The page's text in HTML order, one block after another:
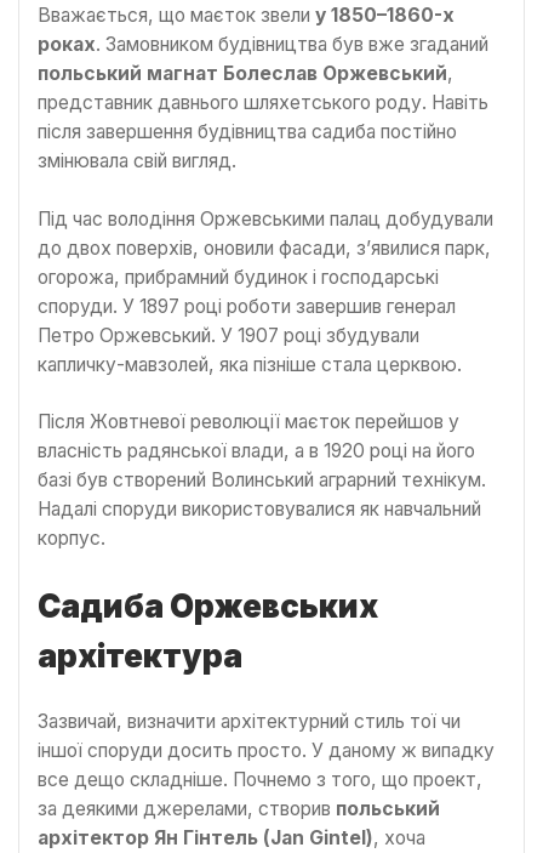
Вважається, що маєток звели у 1850–1860-х
роках. Замовником будівництва був вже згаданий
польський магнат Болеслав Оржевський,
представник давнього шляхетського роду. Навіть
після завершення будівництва садиба постійно
змінювала свій вигляд.
Під час володіння Оржевськими палац добудували
до двох поверхів, оновили фасади, з’явилися парк,
огорожа, прибрамний будинок і господарські
споруди. У 1897 році роботи завершив генерал
Петро Оржевський. У 1907 році збудували
капличку-мавзолей, яка пізніше стала церквою.
Після Жовтневої революції маєток перейшов у
власність радянської влади, а в 1920 році на його
базі був створений Волинський аграрний технікум.
Надалі споруди використовувалися як навчальний
корпус.
Садиба Оржевських
архітектура
Зазвичай, визначити архітектурний стиль тої чи
іншої споруди досить просто. У даному ж випадку
все дещо складніше. Почнемо з того, що проект,
за деякими джерелами, створив польський
архітектор Ян Гінтель (Jan Gintel), хоча